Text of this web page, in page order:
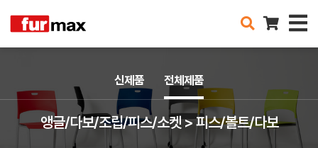
앵글/다보/조립/피스/소켓 > 피스/볼트/다보
신제품 전체제품